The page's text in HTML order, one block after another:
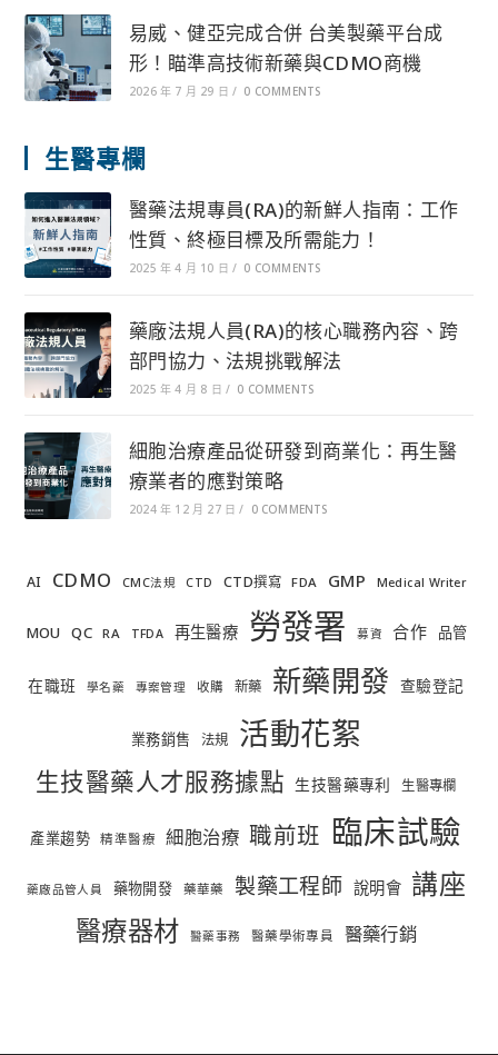
易威、健亞完成合併 台美製藥平台成
形！瞄準高技術新藥與CDMO商機
2026 年 7 月 29 日 / 0 COMMENTS
生醫專欄
醫藥法規專員(RA)的新鮮人指南：工作
性質、終極目標及所需能力！
2025 年 4 月 10 日 / 0 COMMENTS
藥廠法規人員(RA)的核心職務內容、跨
部門協力、法規挑戰解法
2025 年 4 月 8 日 / 0 COMMENTS
細胞治療產品從研發到商業化：再生醫
療業者的應對策略
2024 年 12 月 27 日 / 0 COMMENTS
AI CDMO CMC法規 CTD CTD撰寫 FDA GMP Medical Writer
MOU QC RA TFDA 再生醫療 勞發署 募資 合作 品管
在職班 學名藥 專案管理 收購 新藥 新藥開發 查驗登記
業務銷售 法規 活動花絮
生技醫藥人才服務據點 生技醫藥專利 生醫專欄
產業趨勢 精準醫療 細胞治療 職前班 臨床試驗
藥廠品管人員 藥物開發 藥華藥 製藥工程師 說明會 講座
醫療器材 醫藥事務 醫藥學術專員 醫藥行銷